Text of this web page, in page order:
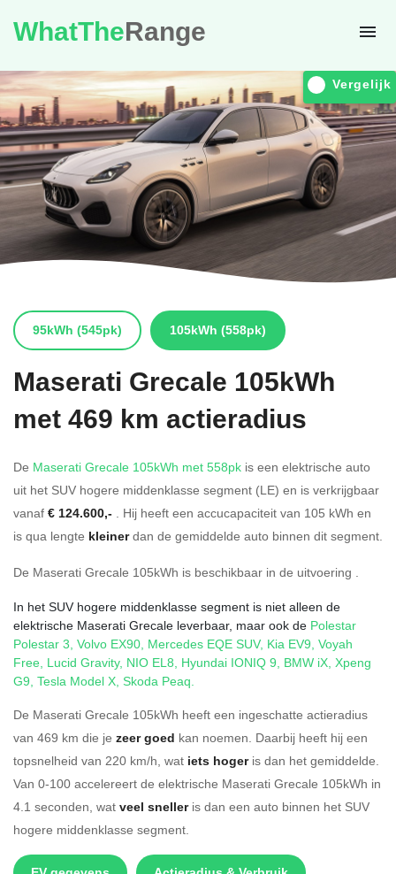
WhatTheRange
Vergelijk
95kWh (545pk) 105kWh (558pk)
Maserati Grecale 105kWh
met 469 km actieradius
De Maserati Grecale 105kWh met 558pk is een elektrische auto
uit het SUV hogere middenklasse segment (LE) en is verkrijgbaar
vanaf € 124.600,- . Hij heeft een accucapaciteit van 105 kWh en
is qua lengte kleinerdan de gemiddelde auto binnen dit segment.
De Maserati Grecale 105kWh is beschikbaar in de uitvoering .
In het SUV hogere middenklasse segment is niet alleen de
elektrische Maserati Grecale leverbaar, maar ook de Polestar
Polestar 3, Volvo EX90, Mercedes EQE SUV, Kia EV9, Voyah
Free, Lucid Gravity, NIO EL8, Hyundai IONIQ 9, BMW iX, Xpeng
G9, Tesla Model X, Skoda Peaq.
De Maserati Grecale 105kWh heeft een ingeschatte actieradius
van 469 km die je zeer goed kan noemen. Daarbij heeft hij een
topsnelheid van 220 km/h, wat iets hogeris dan het gemiddelde.
Van 0-100 accelereert de elektrische Maserati Grecale 105kWh in
4.1 seconden, wat veel snelleris dan een auto binnen het SUV
hogere middenklasse segment.